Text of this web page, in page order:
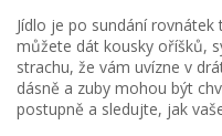
Jídlo je po sundání
můžete dát kousky oříšků,
strachu, že vám uvízne v
dásně a zuby mohou být
postupně a sledujte, jak